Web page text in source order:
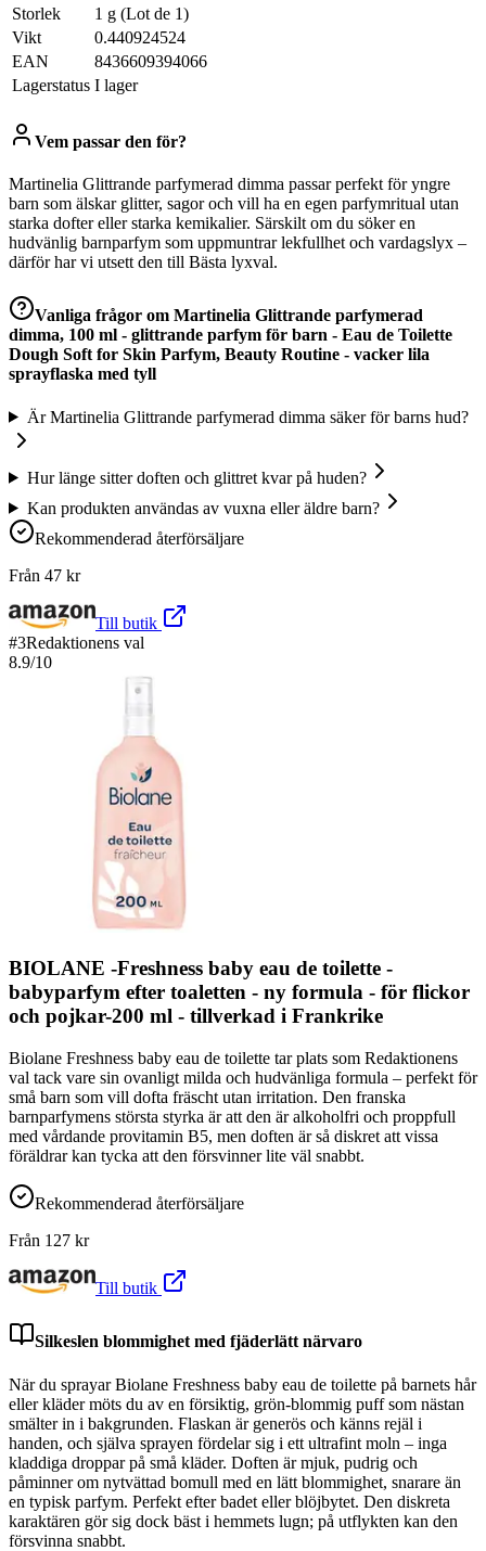
Storlek
1 g (Lot de 1)
Vikt
0.440924524
EAN
8436609394066
Lagerstatus I lager
Vem passar den för?
Martinelia Glittrande parfymerad dimma passar perfekt för yngre
barn som älskar glitter, sagor och vill ha en egen parfymritual utan
starka dofter eller starka kemikalier. Särskilt om du söker en
hudvänlig barnparfym som uppmuntrar lekfullhet och vardagslyx –
därför har vi utsett den till Bästa lyxval.
Vanliga frågor om Martinelia Glittrande parfymerad
dimma, 100 ml - glittrande parfym för barn - Eau de Toilette
Dough Soft for Skin Parfym, Beauty Routine - vacker lila
sprayflaska med tyll
Är Martinelia Glittrande parfymerad dimma säker för barns hud?
Hur länge sitter doften och glittret kvar på huden?
Kan produkten användas av vuxna eller äldre barn?
Rekommenderad återförsäljare
Från 47 kr
Till butik
#3Redaktionens val
8.9/10
BIOLANE -Freshness baby eau de toilette -
babyparfym efter toaletten - ny formula - för flickor
och pojkar-200 ml - tillverkad i Frankrike
Biolane Freshness baby eau de toilette tar plats som Redaktionens
val tack vare sin ovanligt milda och hudvänliga formula – perfekt för
små barn som vill dofta fräscht utan irritation. Den franska
barnparfymens största styrka är att den är alkoholfri och proppfull
med vårdande provitamin B5, men doften är så diskret att vissa
föräldrar kan tycka att den försvinner lite väl snabbt.
Rekommenderad återförsäljare
Från 127 kr
Till butik
Silkeslen blommighet med fjäderlätt närvaro
När du sprayar Biolane Freshness baby eau de toilette på barnets hår
eller kläder möts du av en försiktig, grön-blommig puff som nästan
smälter in i bakgrunden. Flaskan är generös och känns rejäl i
handen, och själva sprayen fördelar sig i ett ultrafint moln – inga
kladdiga droppar på små kläder. Doften är mjuk, pudrig och
påminner om nytvättad bomull med en lätt blommighet, snarare än
en typisk parfym. Perfekt efter badet eller blöjbytet. Den diskreta
karaktären gör sig dock bäst i hemmets lugn; på utflykten kan den
försvinna snabbt.